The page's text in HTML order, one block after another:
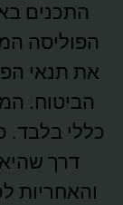
התכנים
הפוליסה
את תנאי
הביטוח.
כללי בלבד.
דרך
והאחריות